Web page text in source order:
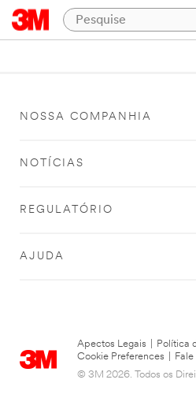
NOSSA COMPANHIA
NOTÍCIAS
REGULATÓRIO
AJUDA
Apectos Legais Política
Cookie Preferences
© 3M 2026. Todos os